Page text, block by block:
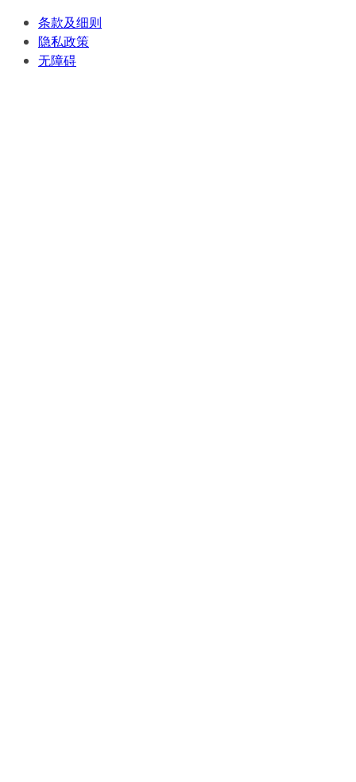
条款及细则
隐私政策
无障碍